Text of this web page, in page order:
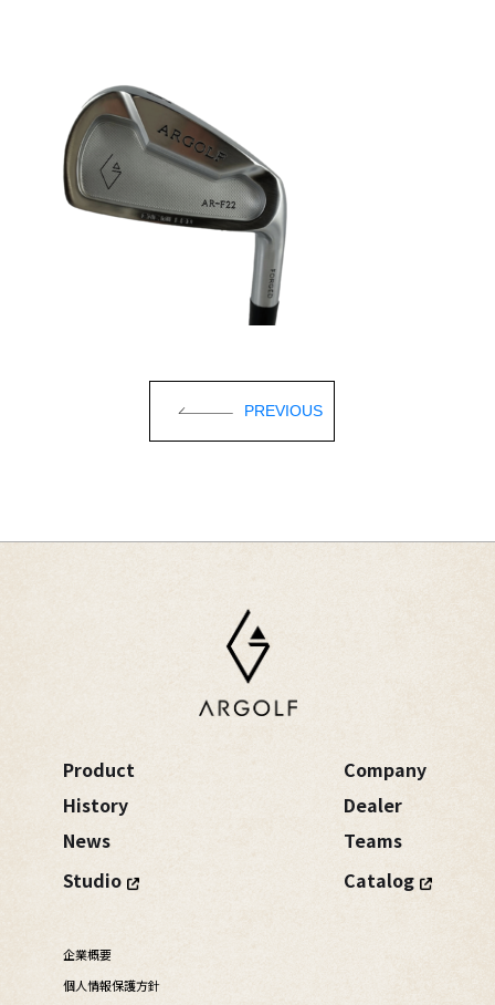
PREVIOUS
Product
History
News
Studio
Company
Dealer
Teams
Catalog
企業概要
個人情報保護方針